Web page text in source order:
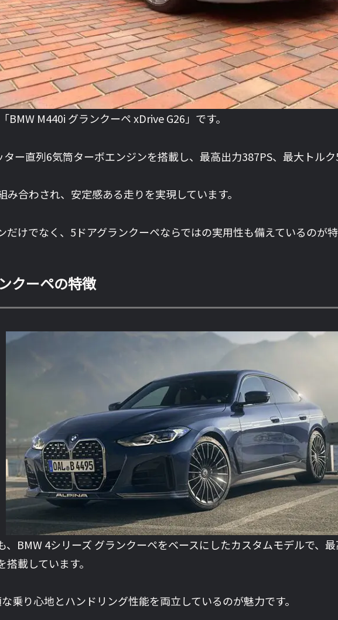
M440i グランクーペ xDrive G26」です。
ー直列6気筒ターボエンジンを搭載し、最高出力387PS、最大トルク
合わされ、安定感ある走りを実現しています。
けでなく、5ドアグランクーペならではの実用性も備えているのが特
クーペの特徴
BMW 4シリーズ グランクーペをベースにしたカスタムモデルで、
載しています。
乗り心地とハンドリング性能を両立しているのが魅力です。